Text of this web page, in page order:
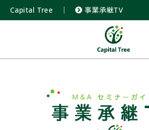
Capital Tree ｜ 事業承継TV